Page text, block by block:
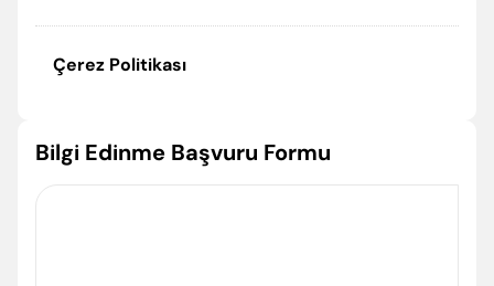
Çerez Politikası
Bilgi Edinme Başvuru Formu